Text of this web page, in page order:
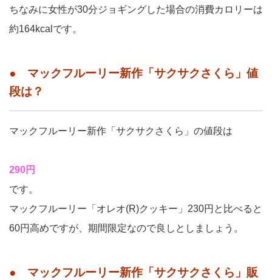
ちなみに女性が30分ジョギングした場合の消費カロリーは
約164kcalです。
● マックフルーリー新作「サクサクさくら」値
段は？
マックフルーリー新作「サクサクさくら」の値段は
290円
です。
マックフルーリー「オレオ(R)クッキー」230円と比べると
60円高めですが、期間限定なので良しとしましょう。
● マックフルーリー新作「サクサクさくら」販